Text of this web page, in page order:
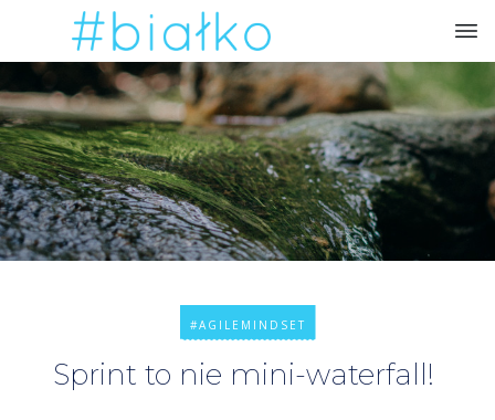
#AGILEMINDSET
Sprint to nie mini-waterfall!